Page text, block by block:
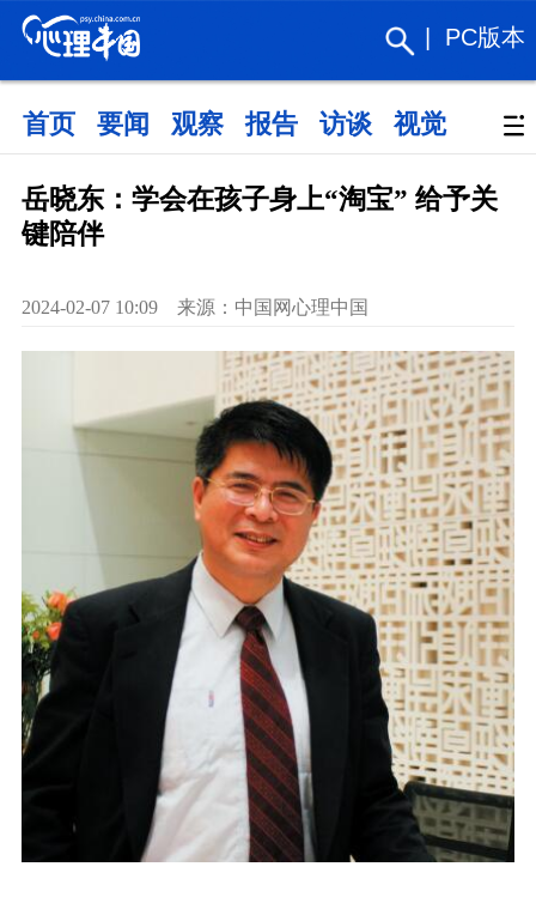
PC版本
首页 要闻 观察 报告 访谈 视觉 政策
岳晓东：学会在孩子身上“淘宝” 给予关
键陪伴
2024-02-07 10:09 来源：中国网心理中国